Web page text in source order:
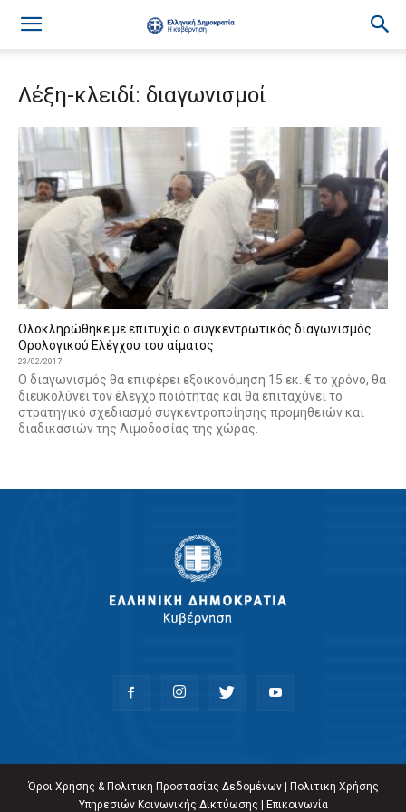
Λέξη-κλειδί: διαγωνισμοί
Ολοκληρώθηκε με επιτυχία ο συγκεντρωτικός διαγωνισμός
Ορολογικού Ελέγχου του αίματος
23/02/2017
Ο διαγωνισμός θα επιφέρει εξοικονόμηση 15 εκ. € το χρόνο, θα
διευκολύνει τον έλεγχο ποιότητας και θα επιταχύνει το
στρατηγικό σχεδιασμό συγκεντροποίησης προμηθειών και
διαδικασιών της Αιμοδοσίας της χώρας.
Όροι Χρήσης & Πολιτική Προστασίας Δεδομένων| Πολιτική Χρήσης
Υπηρεσιών Κοινωνικής Δικτύωσης | Επικοινωνία